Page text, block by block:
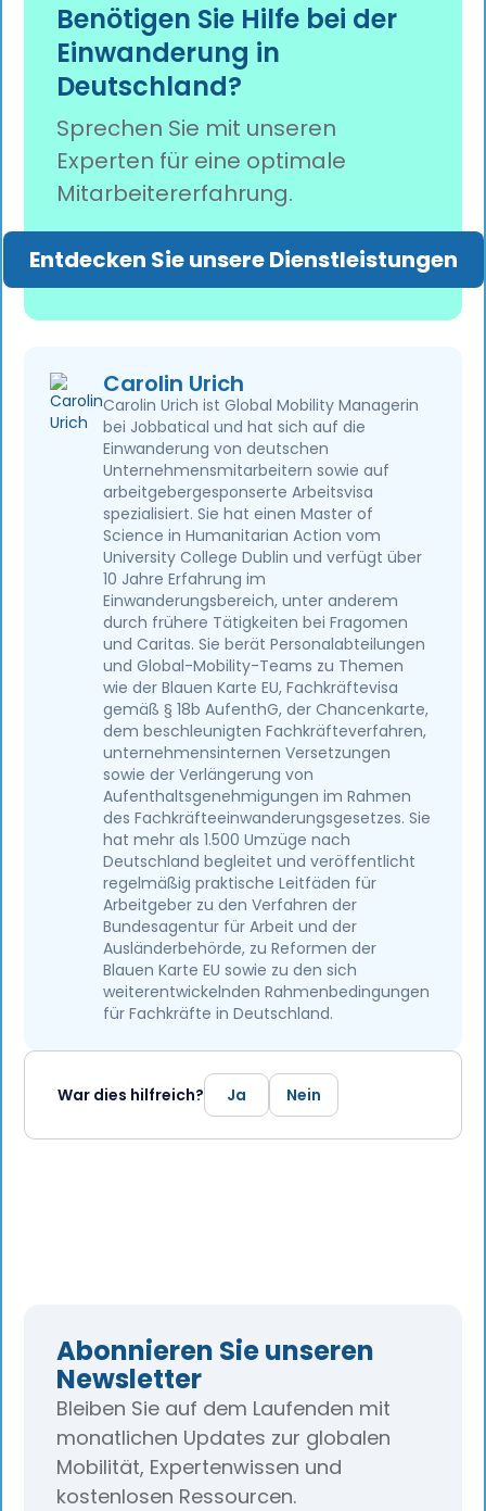
Systeme über APIs. Durch die Reduzierung
manueller Prozesse und die Verbesserung der
Koordination zwischen den Behörden soll die
WSA die Einwanderungszeiten um etwa 25 bis
30 Prozent verkürzen.
Gehaltsbenchmarks und Stellenangebote
aktualisieren, um die Schwellenwerte für 2026
widerzuspiegeln, die Arbeitsabläufe der Work
integrieren, obligatorische
Mitarbeiterbenachrichtigungen
dokumentieren, Compliance-Audits
durchführen und Programme wie die
Opportunity Card strategisch einsetzen, um
langfristige internationale Talentpipelines zu
stärken.
Benötigen Sie Hilfe bei der
Einwanderung in
Deutschland?
Sprechen Sie mit unseren
Experten für eine optimale
Mitarbeitererfahrung.
Entdecken Sie unsere Dienstleistungen
Carolin Urich
Carolin Urich ist Global Mobility Managerin
bei Jobbatical und hat sich auf die
Einwanderung von deutschen
Unternehmensmitarbeitern sowie auf
arbeitgebergesponserte Arbeitsvisa
spezialisiert. Sie hat einen Master of
Science in Humanitarian Action vom
University College Dublin und verfügt über
10 Jahre Erfahrung im
Einwanderungsbereich, unter anderem
durch frühere Tätigkeiten bei Fragomen
und Caritas. Sie berät Personalabteilungen
und Global-Mobility-Teams zu Themen
wie der Blauen Karte EU, Fachkräftevisa
gemäß § 18b AufenthG, der Chancenkarte,
dem beschleunigten Fachkräfteverfahren,
unternehmensinternen Versetzungen
sowie der Verlängerung von
Aufenthaltsgenehmigungen im Rahmen
des Fachkräfteeinwanderungsgesetzes. Sie
hat mehr als 1.500 Umzüge nach
Deutschland begleitet und veröffentlicht
regelmäßig praktische Leitfäden für
Arbeitgeber zu den Verfahren der
Bundesagentur für Arbeit und der
Ausländerbehörde, zu Reformen der
Blauen Karte EU sowie zu den sich
weiterentwickelnden Rahmenbedingungen
für Fachkräfte in Deutschland.
War dies hilfreich? Ja Nein
Abonnieren Sie unseren
Newsletter
Bleiben Sie auf dem Laufenden mit
monatlichen Updates zur globalen
Mobilität, Expertenwissen und
kostenlosen Ressourcen.